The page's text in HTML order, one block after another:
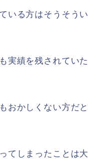
いる方はそうそうい
実績を残されていた
おかしくない方だと
てしまったことは大